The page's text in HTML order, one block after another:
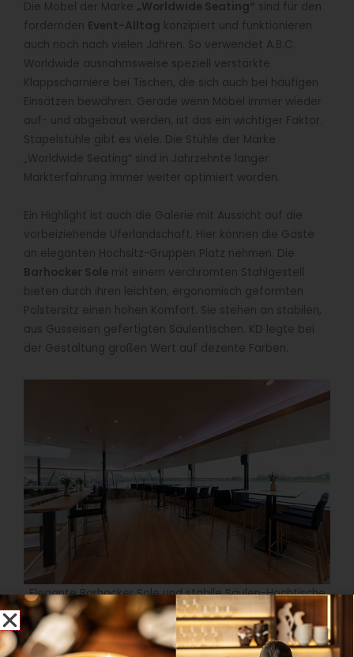
Die Möbel der Marke „Worldwide Seating“ sind für den
fordernden Event-Alltag konzipiert und funktionieren
auch noch nach vielen Jahren. So verwendet A.B.C.
Worldwide ausnahmsweise speziell verstärkte
Klappscharniere bei Tischen, die sich auch bei häufigen
Einsätzen bewähren. Gerade wenn Möbel immer wieder
auf- und abgebaut werden, ist das ein wichtiger Faktor.
Stapelstühle gibt es viele. Die Stühle der Marke
„Worldwide Seating“ sind in Jahrzehnte langer
Markterfahrung immer weiter optimiert worden.
Ein Highlight ist auch die Galerie mit Aussicht auf die
vorbeiziehende Uferlandschaft. Hier können die Gäste
an eleganten Hochsitz-Gruppen Platz nehmen. Die
Barhocker Sole mit einem verchromten Stahlgestell
bieten durch ihren leichten, ergonomisch geformten
Polstersitz einen hohen Komfort. Sie stehen an stabilen,
aus Gusseisen gefertigten Säulentischen. KD legte bei
der Gestaltung großen Wert auf dezente Farben.
Elegante Barhocker Sole und stabile Säulen-Hochtische
aus Gusseisen auf der Empore. (Quelle: KD Deutsche
Rheinschifffahrt GmbH)